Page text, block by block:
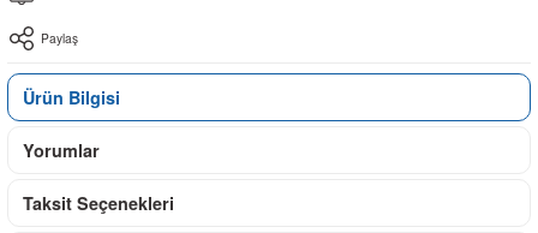
Paylaş
Ürün Bilgisi
Yorumlar
Taksit Seçenekleri